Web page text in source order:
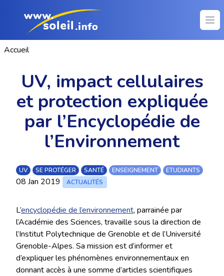
Accueil
UV, impact cellulaires
et protection expliquée
par l’Encyclopédie de
l’Environnement
UV SE PROTÉGER SANTÉ ENSEIGNEMENT ETUDIANTS
08 Jan 2019 ACTUALITÉS
L’encyclopédie de l’environnement, parrainée par
l’Académie des Sciences, travaille sous la direction de
l’Institut Polytechnique de Grenoble et de l’Université
Grenoble-Alpes. Sa mission est d’informer et
d’expliquer les phénomènes environnementaux en
donnant accès à une somme d’articles scientifiques